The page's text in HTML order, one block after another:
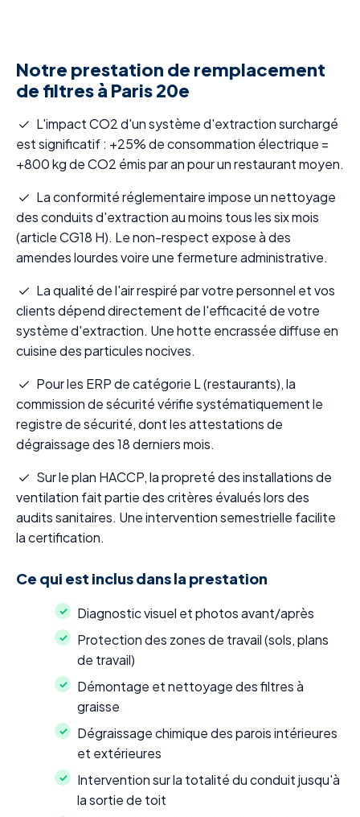
Notre prestation de remplacement
de filtres à Paris 20e
L'impact CO2 d'un système d'extraction surchargé
est significatif : +25% de consommation électrique =
+800 kg de CO2 émis par an pour un restaurant moyen.
La conformité réglementaire impose un nettoyage
des conduits d'extraction au moins tous les six mois
(article CG18 H). Le non-respect expose à des
amendes lourdes voire une fermeture administrative.
La qualité de l'air respiré par votre personnel et vos
clients dépend directement de l'efficacité de votre
système d'extraction. Une hotte encrassée diffuse en
cuisine des particules nocives.
Pour les ERP de catégorie L (restaurants), la
commission de sécurité vérifie systématiquement le
registre de sécurité, dont les attestations de
dégraissage des 18 derniers mois.
Sur le plan HACCP, la propreté des installations de
ventilation fait partie des critères évalués lors des
audits sanitaires. Une intervention semestrielle facilite
la certification.
Ce qui est inclus dans la prestation
Diagnostic visuel et photos avant/après
Protection des zones de travail (sols, plans
de travail)
Démontage et nettoyage des filtres à
graisse
Dégraissage chimique des parois intérieures
et extérieures
Intervention sur la totalité du conduit jusqu'à
la sortie de toit